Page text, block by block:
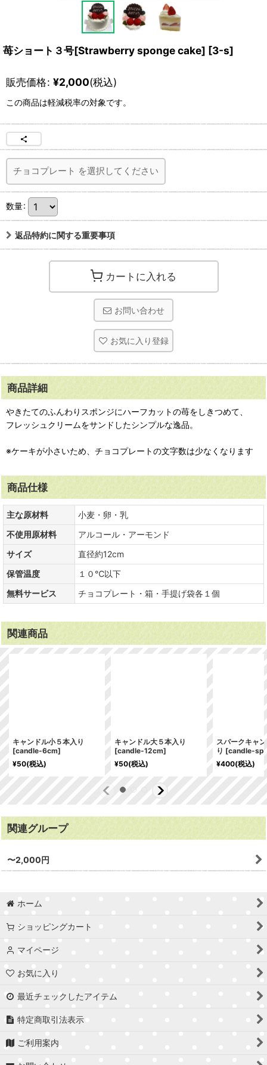
苺ショート３号[Strawberry sponge cake] [3-s]
販売価格: ¥2,000(税込)
この商品は軽減税率の対象です。
チョコプレート を選択してください
数量:
返品特約に関する重要事項
カートに入れる
お問い合わせ
お気に入り登録
商品詳細
やきたてのふんわりスポンジにハーフカットの苺をしきつめて、
フレッシュクリームをサンドしたシンプルな逸品。
※ケーキが小さいため、チョコプレートの文字数は少なくなります
商品仕様
主な原材料
小麦・卵・乳
不使用原材料
アルコール・アーモンド
サイズ
直径約12cm
保管温度
１０℃以下
無料サービス
チョコプレート・箱・手提げ袋各１個
関連商品
キャンドル小５本入り
[candle-6cm]
¥50(税込)
キャンドル大５本入り
[candle-12cm]
¥50(税込)
スパークキャ
り [candle-
¥400(税込)
関連グループ
〜2,000円
ホーム
ショッピングカート
マイページ
お気に入り
最近チェックしたアイテム
特定商取引法表示
ご利用案内